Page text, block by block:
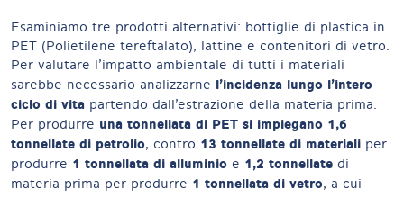
Esaminiamo tre prodotti alternativi: bottiglie di plastica in
PET (Polietilene tereftalato), lattine e contenitori di vetro.
Per valutare l’impatto ambientale di tutti i materiali
sarebbe necessario analizzarne l’incidenza lungo l’intero
ciclo di vita partendo dall’estrazione della materia prima.
Per produrre una tonnellata di PET si impiegano 1,6
tonnellate di petrolio, contro 13 tonnellate di materiali per
produrre 1 tonnellata di alluminio e 1,2 tonnellate di
materia prima per produrre 1 tonnellata di vetro, a cui